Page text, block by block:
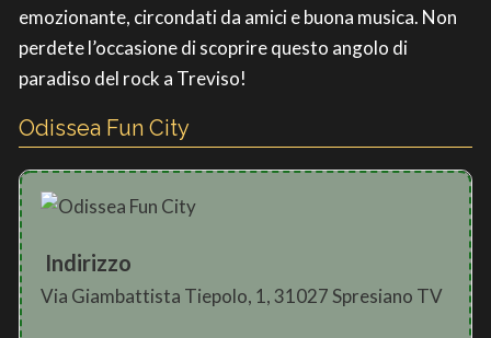
emozionante, circondati da amici e buona musica. Non
perdete l’occasione di scoprire questo angolo di
paradiso del rock a Treviso!
Odissea Fun City
Indirizzo
Via Giambattista Tiepolo, 1, 31027 Spresiano TV